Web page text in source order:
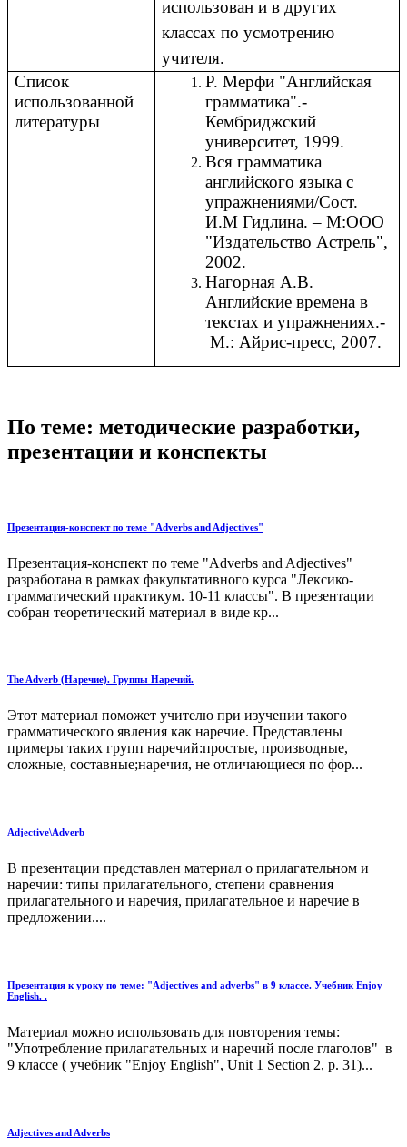
использован и в других
классах по усмотрению
учителя.
Список
использованной
литературы
Р. Мерфи "Английская
грамматика".-
Кембриджский
университет, 1999.
Вся грамматика
английского языка с
упражнениями/Сост.
И.М Гидлина. – М:ООО
"Издательство Астрель",
2002.
Нагорная А.В.
Английские времена в
текстах и упражнениях.-
М.: Айрис-пресс, 2007.
По теме: методические разработки,
презентации и конспекты
Презентация-конспект по теме "Adverbs and Adjectives"
Презентация-конспект по теме "Adverbs and Adjectives"
разработана в рамках факультативного курса "Лексико-
грамматический практикум. 10-11 классы". В презентации
собран теоретический материал в виде кр...
The Adverb (Наречие). Группы Наречий.
Этот материал поможет учителю при изучении такого
грамматического явления как наречие. Представлены
примеры таких групп наречий:простые, производные,
сложные, составные;наречия, не отличающиеся по фор...
Adjective\Adverb
В презентации представлен материал о прилагательном и
наречии: типы прилагательного, степени сравнения
прилагательного и наречия, прилагательное и наречие в
предложении....
Презентация к уроку по теме: "Adjectives and adverbs" в 9 классе. Учебник Enjoy
English. .
Материал можно использовать для повторения темы:
"Употребление прилагательных и наречий после глаголов" в
9 классе ( учебник "Enjoy English", Unit 1 Section 2, p. 31)...
Adjectives and Adverbs